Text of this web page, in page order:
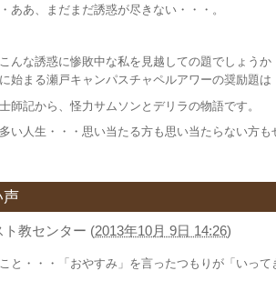
ああ、まだまだ誘惑が尽きない・・・。
んな誘惑に惨敗中な私を見越しての題でしょう
始まる瀬戸キャンパスチャペルアワーの奨励題は
師記から、怪力サムソンとデリラの物語です。
い人生・・・思い当たる方も思い当たらない方
声
ト教センター (2013年10月 9日 14:26)
と・・・「おやすみ」を言ったつもりが「いっ